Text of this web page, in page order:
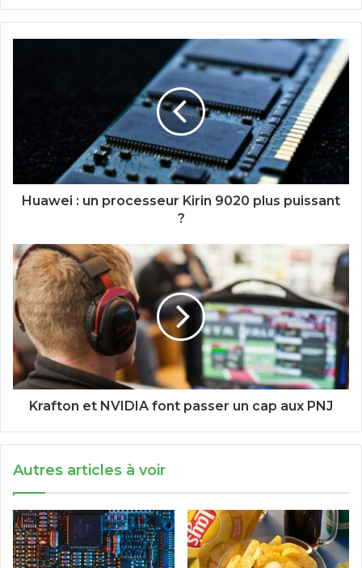
Huawei : un processeur Kirin 9020 plus puissant
?
Krafton et NVIDIA font passer un cap aux PNJ
Autres articles à voir